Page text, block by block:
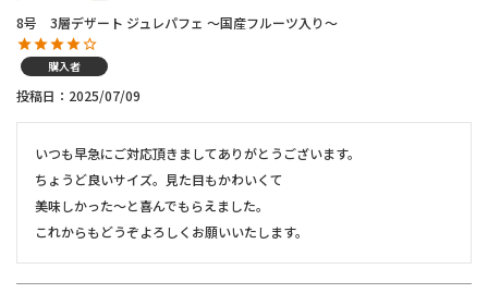
8号 3層デザート ジュレパフェ ～国産フルーツ入り～
購入者
投稿日 2025/07/09
いつも早急にご対応頂きましてありがとうございます。
ちょうど良いサイズ。見た目もかわいくて
美味しかった〜と喜んでもらえました。
これからもどうぞよろしくお願いいたします。